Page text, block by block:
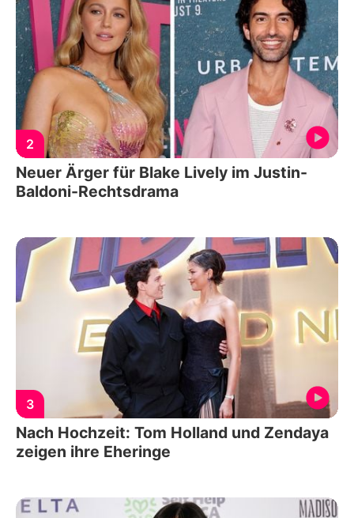
2
Neuer Ärger für Blake Lively im Justin-
Baldoni-Rechtsdrama
3
Nach Hochzeit: Tom Holland und Zendaya
zeigen ihre Eheringe